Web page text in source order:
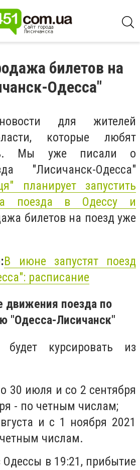
билетов на
Одесса"
для жителей
которые любят
Мы уже писали о
"Лисичанск-Одесса"
планирует запустить
поезда в Одессу и
билетов на поезд уже
В июне запустят поезд
расписание
движения поезда по
"Одесса-Лисичанск"
курсировать из
30 июля и со 2 сентября
- по четным числам;
и с 1 ноября 2021
числам.
Одессы в 19:21, прибытие